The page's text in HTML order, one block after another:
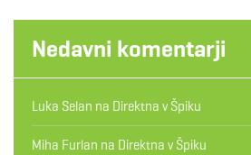
Nedavni komentarji
Luka Selan na Direktna v Špiku
Miha Furlan na Direktna v Špiku